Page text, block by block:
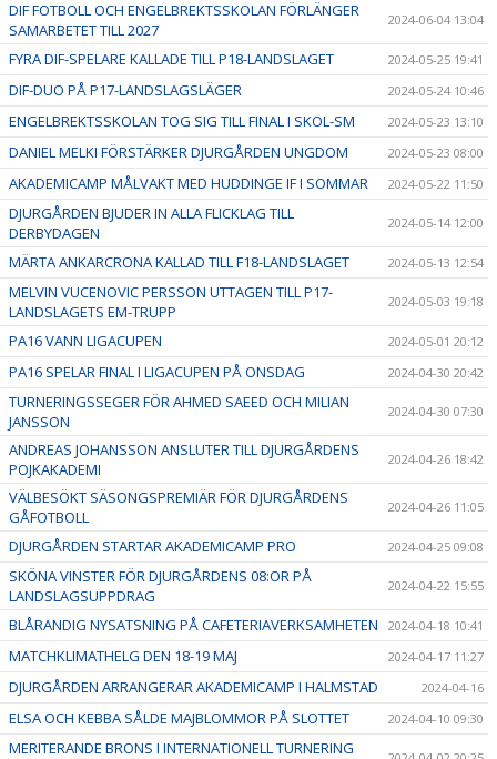
DIF FOTBOLL OCH ENGELBREKTSSKOLAN FÖRLÄNGER
SAMARBETET TILL 2027
2024-06-04 13:04
FYRA DIF-SPELARE KALLADE TILL P18-LANDSLAGET 2024-05-25 19:41
DIF-DUO PÅ P17-LANDSLAGSLÄGER 2024-05-24 10:46
ENGELBREKTSSKOLAN TOG SIG TILL FINAL I SKOL-SM 2024-05-23 13:10
DANIEL MELKI FÖRSTÄRKER DJURGÅRDEN UNGDOM 2024-05-23 08:00
AKADEMICAMP MÅLVAKT MED HUDDINGE IF I SOMMAR 2024-05-22 11:50
DJURGÅRDEN BJUDER IN ALLA FLICKLAG TILL
DERBYDAGEN
2024-05-14 12:00
MÄRTA ANKARCRONA KALLAD TILL F18-LANDSLAGET 2024-05-13 12:54
MELVIN VUCENOVIC PERSSON UTTAGEN TILL P17-
LANDSLAGETS EM-TRUPP
2024-05-03 19:18
PA16 VANN LIGACUPEN 2024-05-01 20:12
PA16 SPELAR FINAL I LIGACUPEN PÅ ONSDAG 2024-04-30 20:42
TURNERINGSSEGER FÖR AHMED SAEED OCH MILIAN
JANSSON
2024-04-30 07:30
ANDREAS JOHANSSON ANSLUTER TILL DJURGÅRDENS
POJKAKADEMI
2024-04-26 18:42
VÄLBESÖKT SÄSONGSPREMIÄR FÖR DJURGÅRDENS
GÅFOTBOLL
2024-04-26 11:05
DJURGÅRDEN STARTAR AKADEMICAMP PRO 2024-04-25 09:08
SKÖNA VINSTER FÖR DJURGÅRDENS 08:OR PÅ
LANDSLAGSUPPDRAG
2024-04-22 15:55
BLÅRANDIG NYSATSNING PÅ CAFETERIAVERKSAMHETEN 2024-04-18 10:41
MATCHKLIMATHELG DEN 18-19 MAJ 2024-04-17 11:27
DJURGÅRDEN ARRANGERAR AKADEMICAMP I HALMSTAD 2024-04-16
ELSA OCH KEBBA SÅLDE MAJBLOMMOR PÅ SLOTTET 2024-04-10 09:30
MERITERANDE BRONS I INTERNATIONELL TURNERING